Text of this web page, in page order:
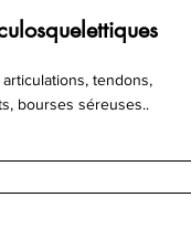
tendons,
bourses séreuses..